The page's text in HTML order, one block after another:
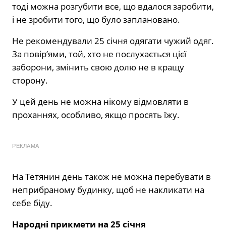
тоді можна розгубити все, що вдалося заробити,
і не зробити того, що було заплановано.
Не рекомендували 25 січня одягати чужий одяг.
За повір’ями, той, хто не послухається цієї
заборони, змінить свою долю не в кращу
сторону.
У цей день не можна нікому відмовляти в
проханнях, особливо, якщо просять їжу.
РЕКЛАМА
На Тетянин день також не можна перебувати в
неприбраному будинку, щоб не накликати на
себе біду.
Народні прикмети на 25 січня